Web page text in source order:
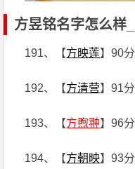
方昱铭名字怎么样
191、【方映莲】90分
192、【方清营】91分
193、【方煦翀】96分
194、【方朝映】93分